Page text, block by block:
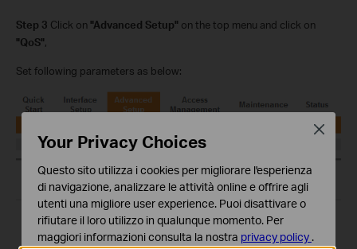
Step 3 Click on "Advanced Setup" on the top menu and click on
"QoS",
Set following parameters as below:
Your Privacy Choices
Questo sito utilizza i cookies per migliorare l'esperienza
di navigazione, analizzare le attività online e offrire agli
utenti una migliore user experience. Puoi disattivare o
rifiutare il loro utilizzo in qualunque momento. Per
maggiori informazioni consulta la nostra privacy policy .
Close